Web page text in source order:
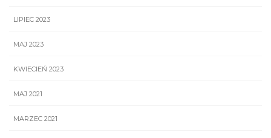
LIPIEC 2023
MAJ 2023
KWIECIEŃ 2023
MAJ 2021
MARZEC 2021